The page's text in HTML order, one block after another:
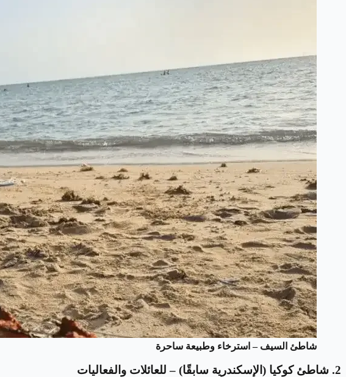
شاطئ السيف – استرخاء وطبيعة ساحرة
2. شاطئ كوكيا (الإسكندرية سابقًا) – للعائلات والفعاليات